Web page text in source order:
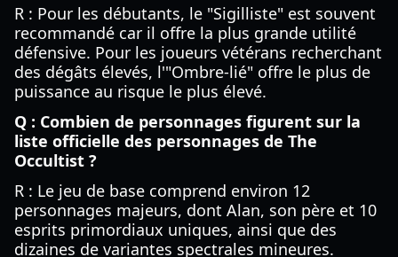
R : Pour les débutants, le "Sigilliste" est souvent
recommandé car il offre la plus grande utilité
défensive. Pour les joueurs vétérans recherchant
des dégâts élevés, l'"Ombre-lié" offre le plus de
puissance au risque le plus élevé.
Q : Combien de personnages figurent sur la
liste officielle des personnages de The
Occultist ?
R : Le jeu de base comprend environ 12
personnages majeurs, dont Alan, son père et 10
esprits primordiaux uniques, ainsi que des
dizaines de variantes spectrales mineures.